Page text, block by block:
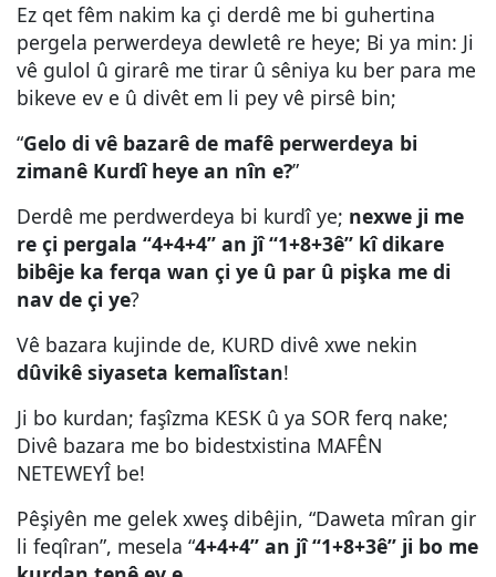
Ez qet fêm nakim ka çi derdê me bi guhertina
pergela perwerdeya dewletê re heye; Bi ya min: Ji
vê gulol û girarê me tirar û sêniya ku ber para me
bikeve ev e û divêt em li pey vê pirsê bin;
“Gelo di vê bazarê de mafê perwerdeya bi
zimanê Kurdî heye an nîn e?”
Derdê me perdwerdeya bi kurdî ye; nexwe ji me
re çi pergala “4+4+4” an jî “1+8+3ê” kî dikare
bibêje ka ferqa wan çi ye û par û pişka me di
nav de çi ye?
Vê bazara kujinde de, KURD divê xwe nekin
dûvikê siyaseta kemalîstan!
Ji bo kurdan; faşîzma KESK û ya SOR ferq nake;
Divê bazara me bo bidestxistina MAFÊN
NETEWEYÎ be!
Pêşiyên me gelek xweş dibêjin, “Daweta mîran gir
li feqîran”, mesela “4+4+4” an jî “1+8+3ê” ji bo me